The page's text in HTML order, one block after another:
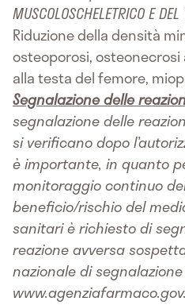
MUSCOLOSCHELETRICO E
Riduzione della densità
osteoporosi,
alla testa del femore,
Segnalazione delle
segnalazione delle
si verificano dopo
è importante, in quanto
monitoraggio continuo
beneficio/rischio del
sanitari è richiesto di
reazione avversa
nazionale di segnalazione